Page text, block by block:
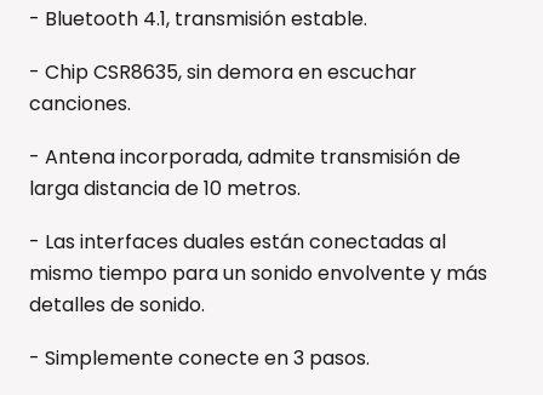
- Bluetooth 4.1, transmisión estable.
- Chip CSR8635, sin demora en escuchar
canciones.
- Antena incorporada, admite transmisión de
larga distancia de 10 metros.
- Las interfaces duales están conectadas al
mismo tiempo para un sonido envolvente y más
detalles de sonido.
- Simplemente conecte en 3 pasos.